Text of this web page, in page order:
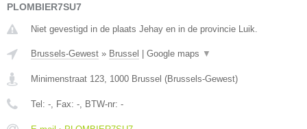
PLOMBIER7SU7
Niet gevestigd in de plaats Jehay en in de provincie Luik.
Brussels-Gewest » Brussel Google maps ▼
Minimenstraat 123, 1000 Brussel (Brussels-Gewest)
Tel: -, Fax: -, BTW-nr: -